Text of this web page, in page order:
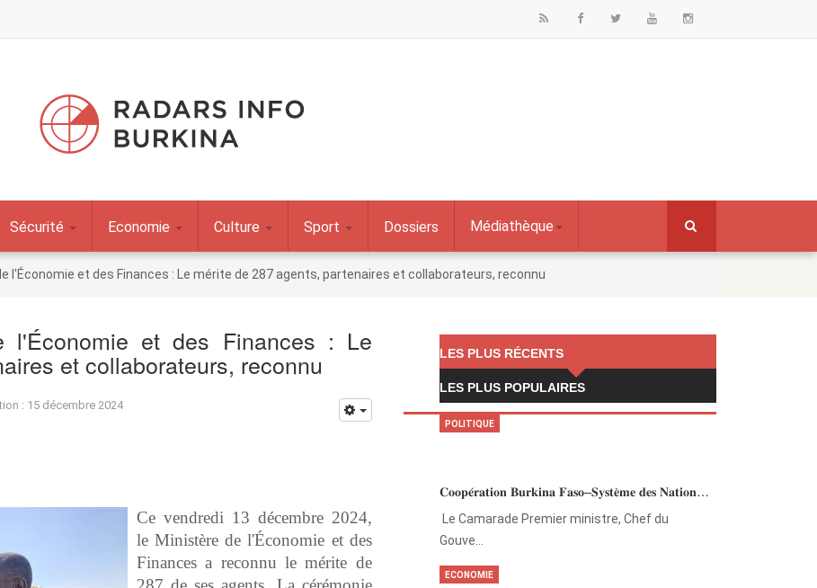
Sécurité Economie Culture Sport Dossiers Médiathèque
l'Économie et des Finances : Le mérite de 287 agents, partenaires et collaborateurs, reconnu
l'Économie et des Finances : Le
et collaborateurs, reconnu
: 15 décembre 2024
Ce vendredi 13 décembre 2024,
le Ministère de l'Économie et des
Finances a reconnu le mérite de
LES PLUS RÉCENTS
LES PLUS POPULAIRES
𝐂𝐨𝐨𝐩𝐞́𝐫𝐚𝐭𝐢𝐨𝐧 𝐁𝐮𝐫𝐤𝐢𝐧𝐚 𝐅𝐚𝐬𝐨–𝐒𝐲𝐬𝐭𝐞̀𝐦𝐞 𝐝𝐞𝐬 𝐍𝐚𝐭𝐢𝐨𝐧…
‎Le Camarade Premier ministre, Chef du
Gouve…
POLITIQUE
ECONOMIE